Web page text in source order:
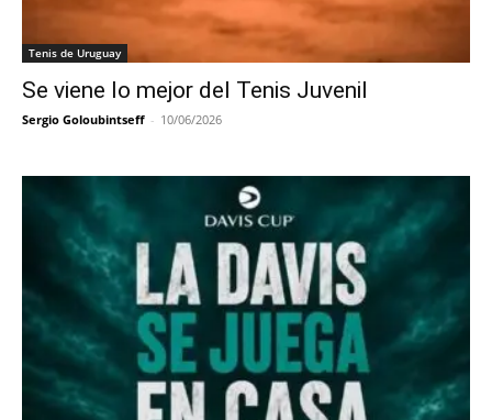
Tenis de Uruguay
Se viene lo mejor del Tenis Juvenil
Sergio Goloubintseff - 10/06/2026